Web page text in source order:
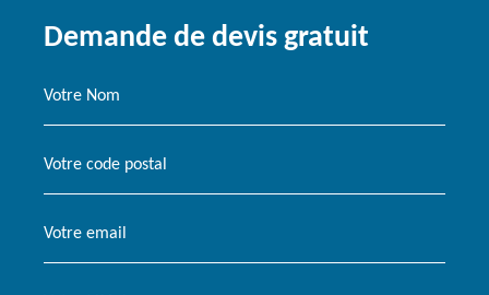
Demande de devis gratuit